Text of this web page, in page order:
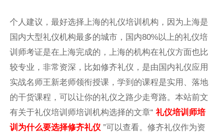
个人建议，最好选择上海的礼仪培训机构，因为上海是
国内大型礼仪机构最多的城市，国内80%以上的礼仪培
训师考证是在上海完成的，上海的机构在礼仪方面也比
较专业，非常资深，比如修齐礼仪，是由国内礼仪应用
实战名师王新老师领衔授课，学到的课程是实用、落地
的干货课程，可以让你的礼仪之路少走弯路。本站前文
有关于礼仪培训师培训机构选择的文章“ 礼仪培训师培
训为什么要选择修齐礼仪”可以查看。修齐礼仪作为资